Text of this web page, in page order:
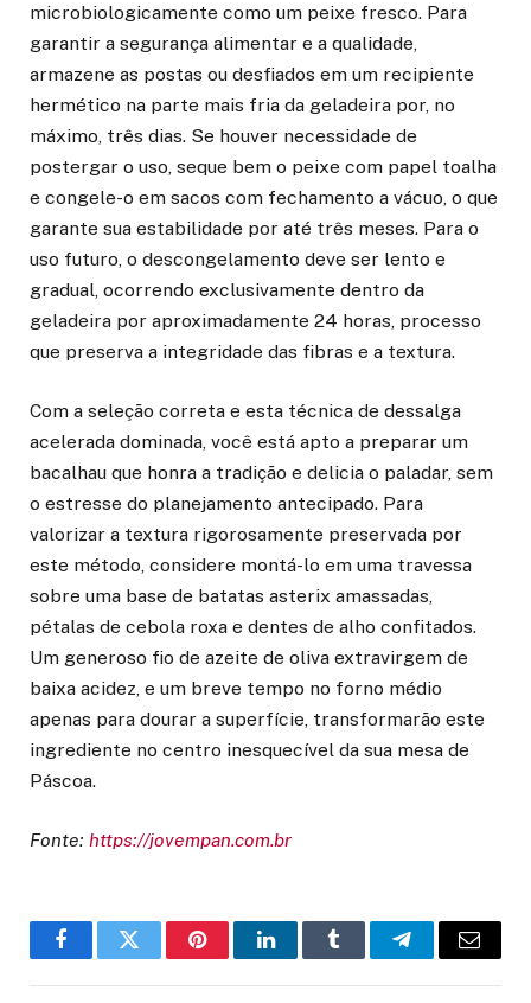
microbiologicamente como um peixe fresco. Para
garantir a segurança alimentar e a qualidade,
armazene as postas ou desfiados em um recipiente
hermético na parte mais fria da geladeira por, no
máximo, três dias. Se houver necessidade de
postergar o uso, seque bem o peixe com papel toalha
e congele-o em sacos com fechamento a vácuo, o que
garante sua estabilidade por até três meses. Para o
uso futuro, o descongelamento deve ser lento e
gradual, ocorrendo exclusivamente dentro da
geladeira por aproximadamente 24 horas, processo
que preserva a integridade das fibras e a textura.
Com a seleção correta e esta técnica de dessalga
acelerada dominada, você está apto a preparar um
bacalhau que honra a tradição e delicia o paladar, sem
o estresse do planejamento antecipado. Para
valorizar a textura rigorosamente preservada por
este método, considere montá-lo em uma travessa
sobre uma base de batatas asterix amassadas,
pétalas de cebola roxa e dentes de alho confitados.
Um generoso fio de azeite de oliva extravirgem de
baixa acidez, e um breve tempo no forno médio
apenas para dourar a superfície, transformarão este
ingrediente no centro inesquecível da sua mesa de
Páscoa.
Fonte: https://jovempan.com.br
FacebookTwitter PinterestLinkedInTumblr TelegramEmail